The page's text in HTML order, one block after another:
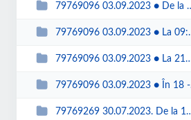
79769096 03.09.2023 ● De la 11h09m, 'Hrisovul de sfinţire', Părintele Pro...
79769096 03.09.2023 ● La 09:56. Super. Splendida. Predica ÎPS Părinte Mit...
79769096 03.09.2023 ● La 21h24m, AM trecut prin Sfântul Altar. De la 11h2...
79769096 03.09.2023 ● În 18 - 20 grade Celsius. Piatra Neamt.
79769269 30.07.2023. De la 12h02m până la 12h19m, simularea unei lupte înt...